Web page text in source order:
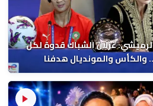
غزلان الشباك قدوة لكل
والكأس والمونديال هدفنا